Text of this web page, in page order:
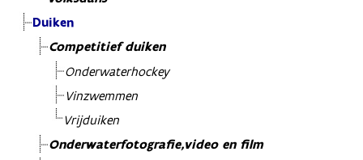
Duiken
Competitief duiken
Onderwaterhockey
Vinzwemmen
Vrijduiken
Onderwaterfotografie,video en film